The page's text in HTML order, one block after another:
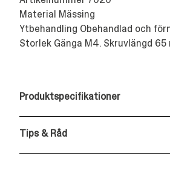
Material Mässing
Ytbehandling Obehandlad och
Storlek Gänga M4. Skruvlängd 65
Produktspecifikationer
Tips & Råd